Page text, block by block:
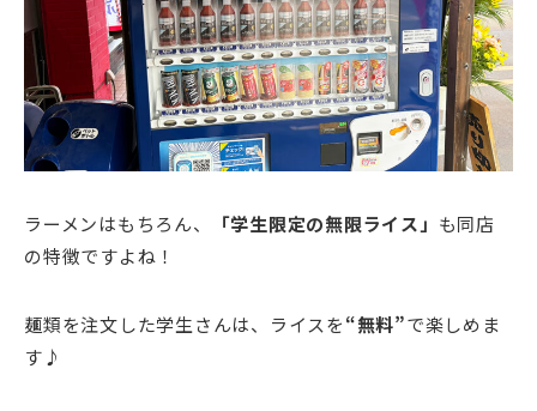
ラーメンはもちろん、 「学生限定の無限ライス」 も同店
の特徴ですよね！
麺類を注文した学生さんは、ライスを“無料”で楽しめま
す♪